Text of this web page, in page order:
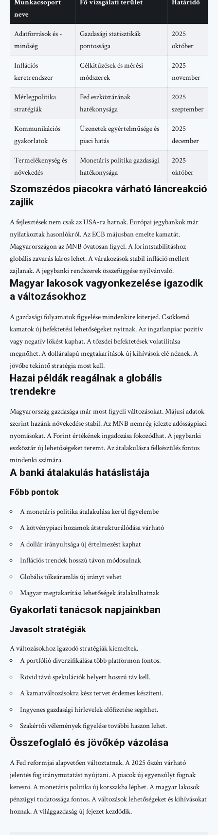
Munkacsoport
neve
Fő vizsgálati terület Határidő
Adatforrások és -
minőség
Gazdasági statisztikák
pontossága
2025
október
Inflációs
keretrendszer
Célkitűzések és mérési
módszerek
2025
november
Mérlegpolitika
stratégiák
Fed eszköztárának
hatékonysága
2025
szeptember
Kommunikációs
gyakorlatok
Üzenetek egyértelműsége és
piaci hatás
2025
december
Termelékenység és
növekedés
Monetáris politika gazdasági
hatékonysága
2025
október
Szomszédos piacokra várható láncreakció
zajlik
A fejlesztések nem csak az USA-ra hatnak. Európai jegybankok már
nyilatkoztak hasonlókról. Az ECB májusban emelte kamatát.
Magyarországon az MNB óvatosan figyel. A forintstabilitáshoz
globális zavarás káros lehet. A várakozások stabil infláció mellett
zajlanak. A jegybanki rendszerek összefüggése nyilvánvaló.
Magyar lakosok vagyonkezelése igazodik
a változásokhoz
A gazdasági folyamatok figyelése mindenkire kiterjed. Csökkenő
kamatok új befektetési lehetőségeket nyitnak. Az ingatlanpiac pozitív
vagy negatív lökést kaphat. A tőzsdei befektetések volatilitása
megnőhet. A dolláralapú megtakarítások új kihívások elé néznek. A
jövőbe tekintő stratégia most kell.
Hazai példák reagálnak a globális
trendekre
Magyarország gazdasága már most figyeli változásokat. Májusi adatok
szerint hazánk növekedése stabil. Az MNB nemrég jelezte adósságpiaci
nyomásokat. A Forint értékének ingadozása fokozódhat. A jegybanki
eszköztár új lehetőségeket teremt. Az átalakulásra felkészülés fontos
mindenki számára.
A banki átalakulás hatáslistája
Főbb pontok
A monetáris politika átalakulása kerül figyelembe
A kötvénypiaci hozamok átstrukturálódása várható
A dollár irányultsága új értelmezést kaphat
Inflációs trendek hosszú távon módosulnak
Globális tőkeáramlás új irányt vehet
Magyar megtakarítási lehetőségek átalakulhatnak
Gyakorlati tanácsok napjainkban
Javasolt stratégiák
A változásokhoz igazodó stratégiák kiemeltek.
A portfólió diverzifikálása több platformon fontos.
Rövid távú spekulációk helyett hosszú táv kell.
A kamatváltozásokra kész tervet érdemes készíteni.
Ingyenes gazdasági hírlevelek előfizetése segíthet.
Szakértői vélemények figyelése további haszon lehet.
Összefoglaló és jövőkép vázolása
A Fed reformjai alapvetően változtatnak. A 2025 őszén várható
jelentés fog iránymutatást nyújtani. A piacok új egyensúlyt fognak
keresni. A monetáris politika új korszakba léphet. A magyar lakosok
pénzügyi tudatossága fontos. A változások lehetőségeket és kihívásokat
hoznak. A világgazdaság új fejezet kezdődik.